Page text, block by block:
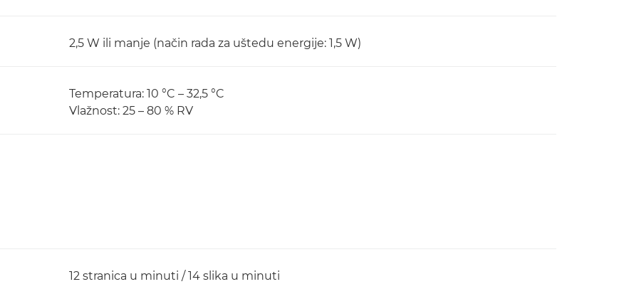
2,5 W ili manje (način rada za uštedu energije: 1,5 W)
Temperatura: 10 °C – 32,5 °C
Vlažnost: 25 – 80 % RV
12 stranica u minuti / 14 slika u minuti